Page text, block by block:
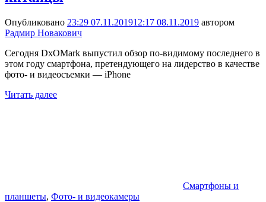
Опубликовано 23:29 07.11.201912:17 08.11.2019 автором
Радмир Новакович
Сегодня DxOMark выпустил обзор по-видимому последнего в
этом году смартфона, претендующего на лидерство в качестве
фото- и видеосъемки — iPhone
Читать далее
Смартфоны и
планшеты, Фото- и видеокамеры